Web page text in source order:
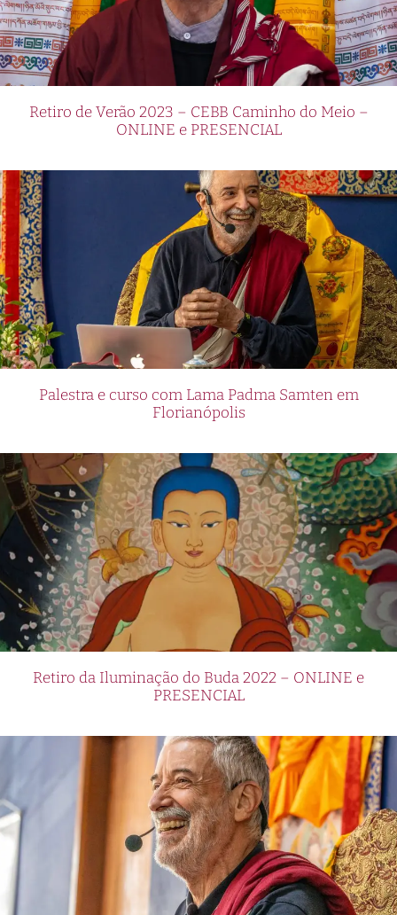
Retiro de Verão 2023 – CEBB Caminho do Meio –
ONLINE e PRESENCIAL
Palestra e curso com Lama Padma Samten em
Florianópolis
Retiro da Iluminação do Buda 2022 – ONLINE e
PRESENCIAL